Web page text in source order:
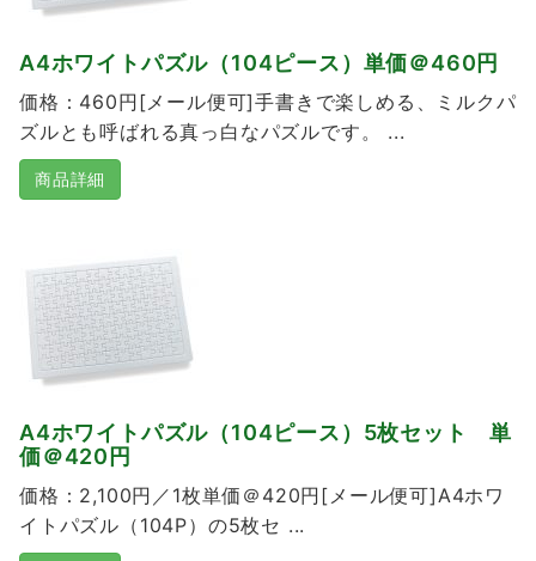
A4ホワイトパズル（104ピース）単価＠460円
価格：460円[メール便可]手書きで楽しめる、ミルクパ
ズルとも呼ばれる真っ白なパズルです。 ...
商品詳細
A4ホワイトパズル（104ピース）5枚セット 単
価＠420円
価格：2,100円／1枚単価＠420円[メール便可]A4ホワ
イトパズル（104P）の5枚セ ...